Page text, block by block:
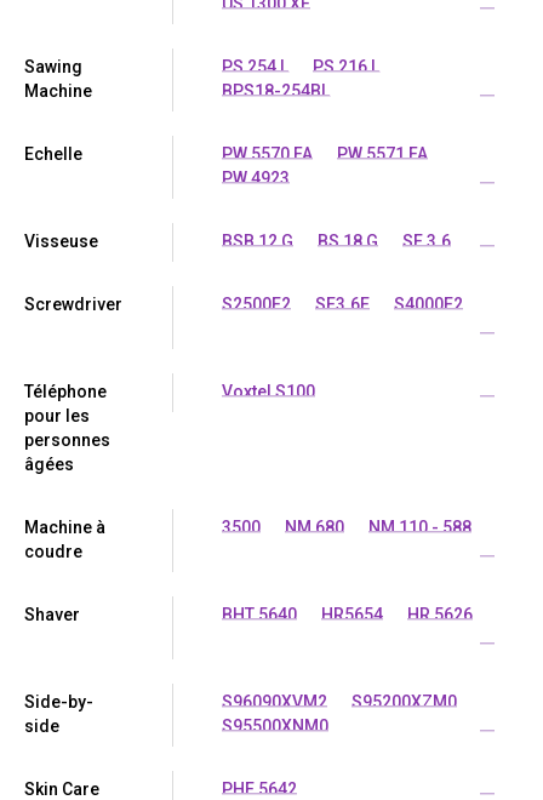
Sawing
Machine
PS 254 L
PS 216 L
BPS18-254BL
...
Echelle PW 5570 FA
PW 5571 FA
PW 4923
...
Visseuse BSB 12 G BS 18 G SE 3.6 ...
Screwdriver S2500E2 SE3.6E
S4000E2
...
Téléphone
pour les
personnes
âgées
Voxtel S100 ...
Machine à
coudre
3500 NM 680
NM 110 - 588
...
Shaver BHT 5640 HR5654
HR 5626
...
Side-by-
side
S96090XVM2
S95200XZM0
S95500XNM0
...
Skin Care PHE 5642 ...